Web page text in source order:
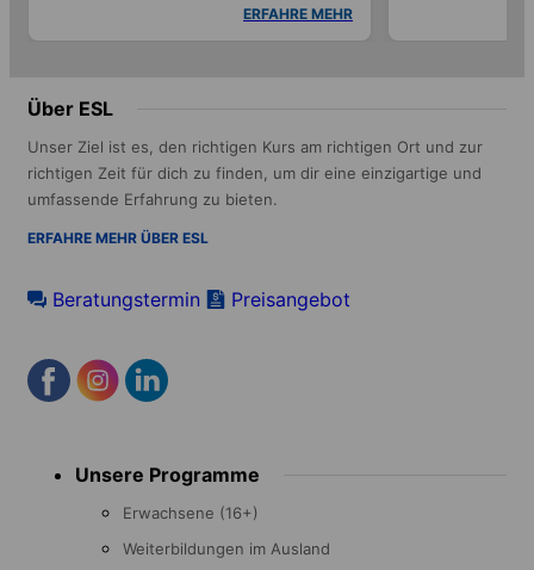
ERFAHRE MEHR
Über ESL
Unser Ziel ist es, den richtigen Kurs am richtigen Ort und zur
richtigen Zeit für dich zu finden, um dir eine einzigartige und
umfassende Erfahrung zu bieten.
ERFAHRE MEHR ÜBER ESL
Beratungstermin Preisangebot
menu Unsere Programme
Erwachsene (16+)
Weiterbildungen im Ausland